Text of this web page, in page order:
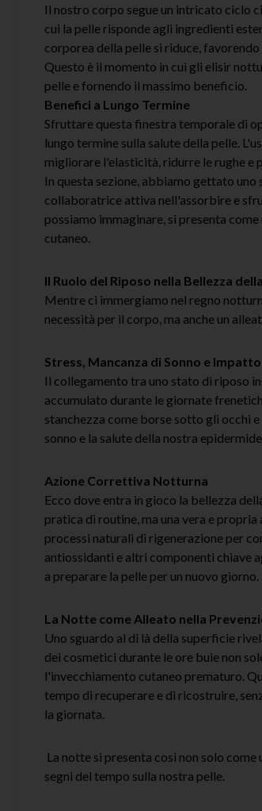
Il nostro corpo segue un intricato ciclo
cui la pelle risponde agli ingredienti
corporea della pelle si riduce,
Questo è il momento in cui gli elisir
pelle e fornendo il massimo beneficio.
Benefici a Lungo Termine
Sfruttare questa finestra temporale di
lungo termine sulla salute della pelle.
migliorare l'elasticità, ridurre le rughe e
In questa sezione, abbiamo gettato
collaboratrice attiva nell'assorbire e
possiamo immaginare, si presenta
cutaneo.
Il Ruolo del Riposo nella Bellezza
Mentre ci immergiamo nel regno
necessità per il corpo, ma anche un
Stress, Mancanza di Sonno e
Il collegamento tra uno stato di riposo
accumulato durante le giornate
stanchezza come borse sotto gli occhi
sonno e la salute della nostra epidermide.
Azione Correttiva Notturna
Ecco dove entra in gioco la bellezza
pratica di routine, ma una vera e
processi naturali di rigenerazione per
antiossidanti e altri componenti chiave
a preparare la pelle per un nuovo giorno.
La Notte come Alleato nella
Uno sguardo al di là della superficie
dei cosmetici durante le ore buie non
l'invecchiamento cutaneo prematuro.
tempo di recuperare e di ricostruire,
la giornata.
La notte si presenta così non solo
segni del tempo sulla nostra pelle.